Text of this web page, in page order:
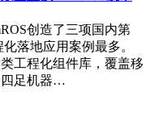
创造了三项国内第
落地应用案例最多。
工程化组件库，覆盖移
四足机器…